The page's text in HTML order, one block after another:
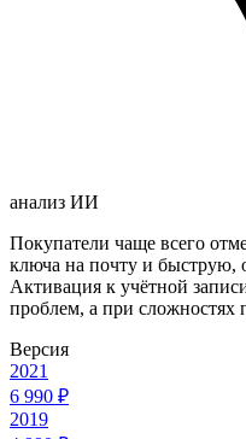
анализ ИИ
Покупатели чаще всего
ключа на почту и быструю,
Активация к учётной
проблем, а при сложностях
Версия
2021
6 990 ₽
2019